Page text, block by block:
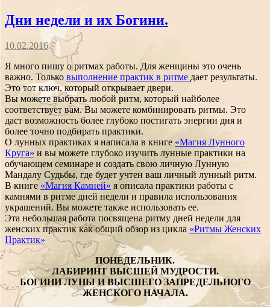
Дни недели и их Богини.
10.02.2016
Я много пишу о ритмах работы. Для женщины это очень
важно. Только выполнение практик в ритме дает результаты.
Это тот ключ, который открывает двери.
Вы можете выбрать любой ритм, который найболее
соответствует вам. Вы можете комбинировать ритмы. Это
даст возможность более глубоко постигать энергии дня и
более точно подбирать практики.
О лунных практиках я написала в книге «Магия Лунного
Круга» и вы можете глубоко изучить лунные практики на
обучающем семинаре и создать свою личную Лунную
Мандалу Судьбы, где будет учтен ваш личный лунный ритм.
В книге «Магия Камней» я описала практики работы с
камнями в ритме дней недели и правила использования
украшений. Вы можете также использовать ее.
Эта небольшая работа посвящена ритму дней недели для
женских практик как общий обзор из цикла «Ритмы Женских
Практик»
ПОНЕДЕЛЬНИК.
ЛАБИРИНТ ВЫСШЕЙ МУДРОСТИ.
БОГИНИ ЛУНЫ И ВЫСШЕГО ЗАПРЕДЕЛЬНОГО
ЖЕНСКОГО НАЧАЛА.